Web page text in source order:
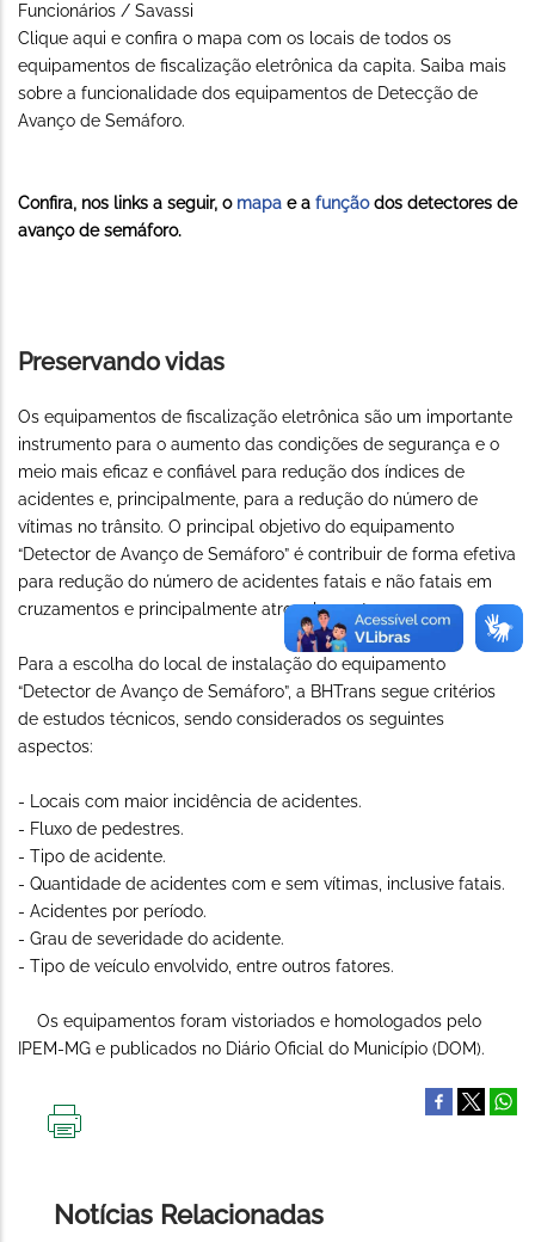
Funcionários / Savassi
Clique aqui e confira o mapa com os locais de todos os
equipamentos de fiscalização eletrônica da capita. Saiba mais
sobre a funcionalidade dos equipamentos de Detecção de
Avanço de Semáforo.
Confira, nos links a seguir, o mapa e a funçãodos detectores de
avanço de semáforo.
Preservando vidas
Os equipamentos de fiscalização eletrônica são um importante
instrumento para o aumento das condições de segurança e o
meio mais eficaz e confiável para redução dos índices de
acidentes e, principalmente, para a redução do número de
vítimas no trânsito. O principal objetivo do equipamento
“Detector de Avanço de Semáforo” é contribuir de forma efetiva
para redução do número de acidentes fatais e não fatais em
cruzamentos e principalmente atropelamentos.
Para a escolha do local de instalação do equipamento
“Detector de Avanço de Semáforo”, a BHTrans segue critérios
de estudos técnicos, sendo considerados os seguintes
aspectos:
- Locais com maior incidência de acidentes.
- Fluxo de pedestres.
- Tipo de acidente.
- Quantidade de acidentes com e sem vítimas, inclusive fatais.
- Acidentes por período.
- Grau de severidade do acidente.
- Tipo de veículo envolvido, entre outros fatores.
Os equipamentos foram vistoriados e homologados pelo
IPEM-MG e publicados no Diário Oficial do Município (DOM).
Notícias Relacionadas